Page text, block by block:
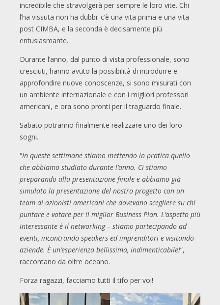
incredibile che stravolgerà per sempre le loro vite. Chi
l’ha vissuta non ha dubbi: c’è una vita prima e una vita
post CIMBA, e la seconda è decisamente più
entusiasmante.
Durante l’anno, dal punto di vista professionale, sono
cresciuti, hanno avuto la possibilità di introdurre e
approfondire nuove conoscenze, si sono misurati con
un ambiente internazionale e con i migliori professori
americani, e ora sono pronti per il traguardo finale.
Sabato potranno finalmente realizzare uno dei loro
sogni.
“In queste settimane stiamo mettendo in pratica quello
che abbiamo studiato durante l’anno. Ci stiamo
preparando alla presentazione finale e abbiamo già
simulato la presentazione del nostro progetto con un
team di azionisti americani che dovevano scegliere su chi
puntare e votare per il miglior Business Plan. L’aspetto più
interessante è il networking – stiamo partecipando ad
eventi, incontrando speakers ed imprenditori e visitando
aziende. È un’esperienza bellissima, indimenticabile!”,
raccontano da oltre oceano.
Forza ragazzi, facciamo tutti il tifo per voi!